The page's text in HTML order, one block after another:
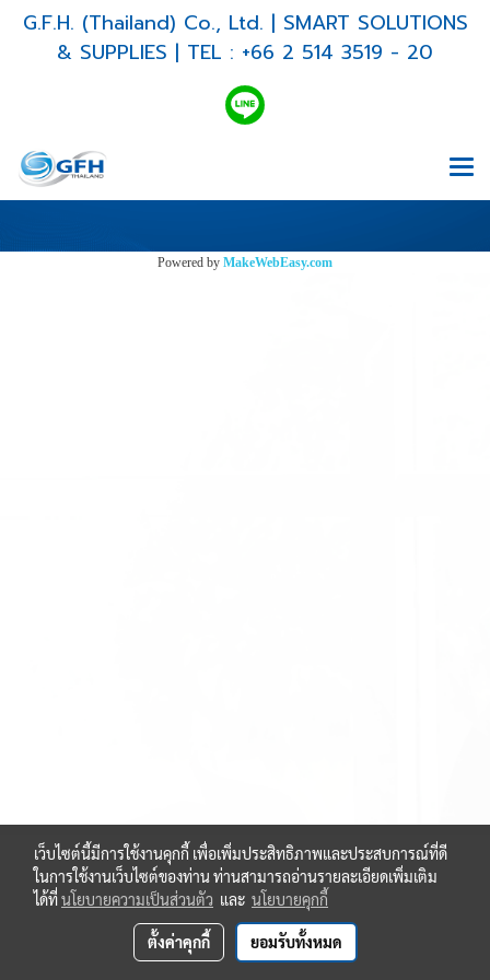
G.F.H. (Thailand) Co., Ltd. | SMART SOLUTIONS
& SUPPLIES | TEL : +66 2 514 3519 - 20
Powered by MakeWebEasy.com
เว็บไซต์นี้มีการใช้งานคุกกี้ เพื่อเพิ่มประสิทธิภาพและประสบการณ์ที่ดี
ในการใช้งานเว็บไซต์ของท่าน ท่านสามารถอ่านรายละเอียดเพิ่มเติม
ได้ที่นโยบายความเป็นส่วนตัว และ นโยบายคุกกี้
ตั้งค่าคุกกี้ ยอมรับทั้งหมด